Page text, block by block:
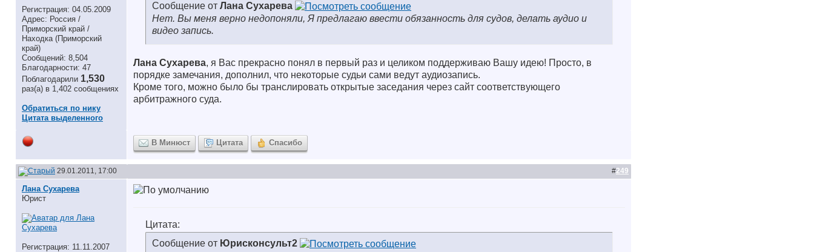
Регистрация: 04.05.2009
Адрес: Россия /
Приморский край /
Находка (Приморский
край)
Сообщений: 8,504
Благодарности: 47
Поблагодарили 1,530
раз(а) в 1,402 сообщениях
Обратиться по нику
Цитата выделенного
Сообщение от Лана Сухарева
Нет. Вы меня верно недопоняли, Я предлагаю ввести обязанность для судов, делать аудио и
видео запись.
Лана Сухарева, я Вас прекрасно понял в первый раз и целиком поддерживаю Вашу идею! Просто, в
порядке замечания, дополнил, что некоторые судьи сами ведут аудиозапись.
Кроме того, можно было бы транслировать открытые заседания через сайт соответствующего
арбитражного суда.
В Минюст Цитата Спасибо
29.01.2011, 17:00 #249
Лана Сухарева
Юрист
Регистрация: 11.11.2007
Цитата:
Сообщение от Юрисконсульт2